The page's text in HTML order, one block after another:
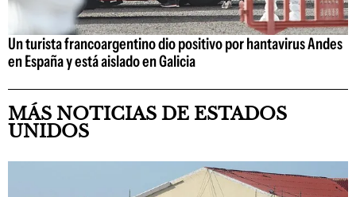
Un turista francoargentino dio positivo por hantavirus Andes
en España y está aislado en Galicia
MÁS NOTICIAS DE ESTADOS
UNIDOS